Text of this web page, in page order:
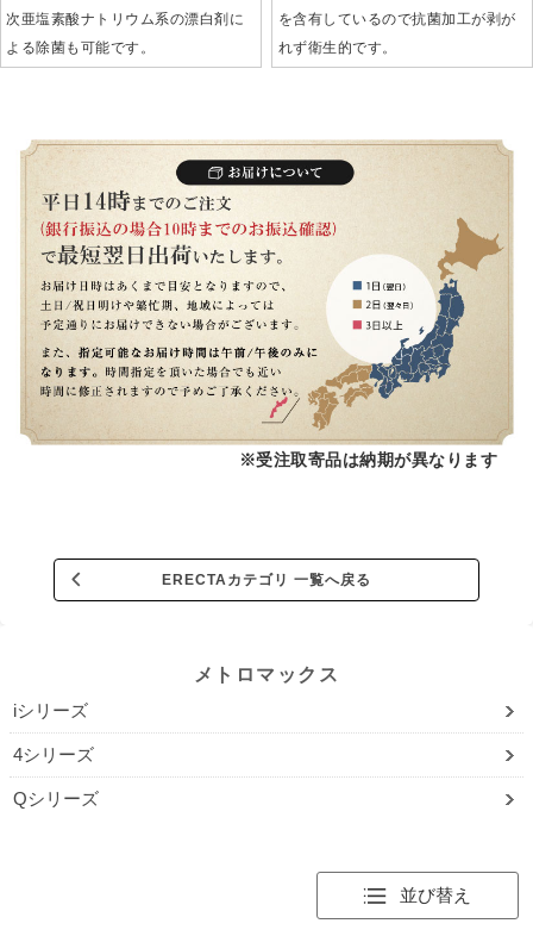
次亜塩素酸ナトリウム系の漂白剤に
よる除菌も可能です。
を含有しているので抗菌加工が剥が
れず衛生的です。
※受注取寄品は納期が異なります
ERECTAカテゴリ 一覧へ戻る
メトロマックス
iシリーズ
4シリーズ
Qシリーズ
並び替え